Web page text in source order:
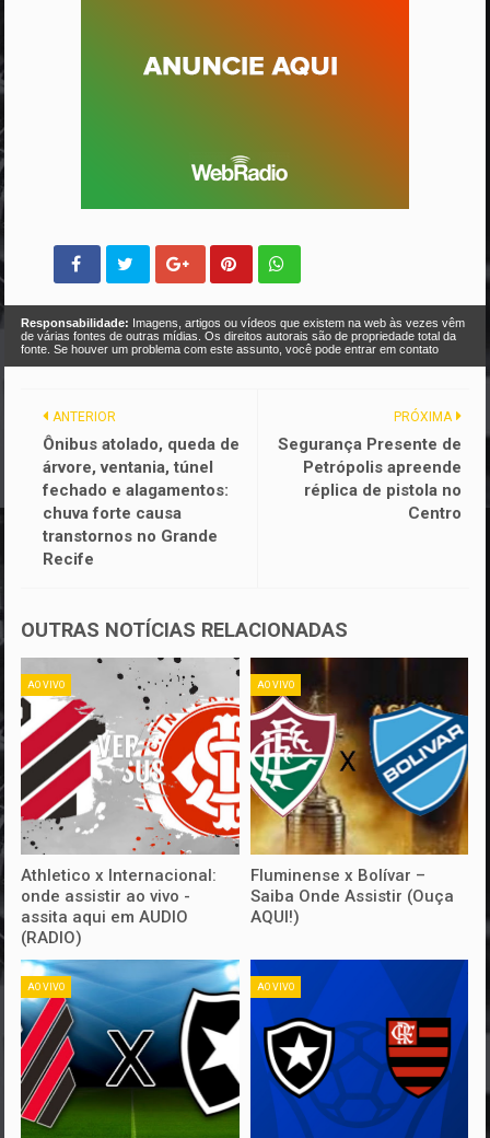
Responsabilidade: Imagens, artigos ou vídeos que existem na web às vezes vêm
de várias fontes de outras mídias. Os direitos autorais são de propriedade total da
fonte. Se houver um problema com este assunto, você pode entrar em contato
PRÓXIMA
Segurança Presente de
Petrópolis apreende
réplica de pistola no
Centro
ANTERIOR
Ônibus atolado, queda de
árvore, ventania, túnel
fechado e alagamentos:
chuva forte causa
transtornos no Grande
Recife
OUTRAS NOTÍCIAS RELACIONADAS
AO VIVO
Athletico x Internacional:
onde assistir ao vivo -
assita aqui em AUDIO
(RADIO)
AO VIVO
Fluminense x Bolívar –
Saiba Onde Assistir (Ouça
AQUI!)
AO VIVO AO VIVO